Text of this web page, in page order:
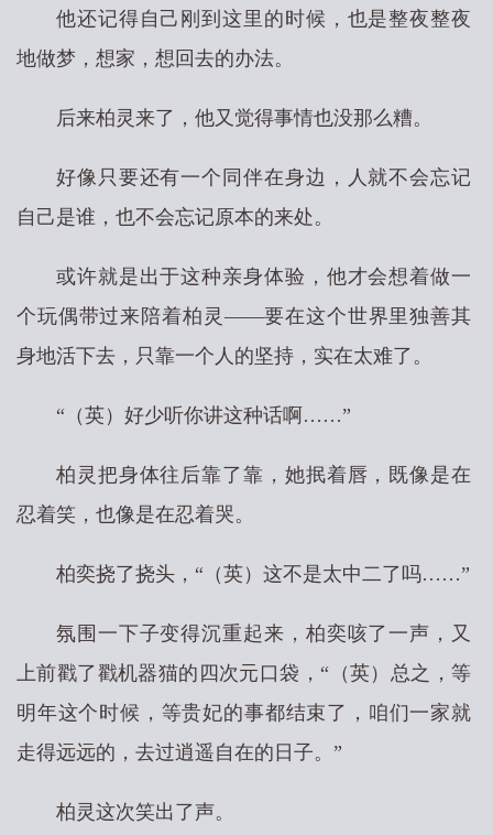
他还记得自己刚到这里的时候，也是整夜整夜
地做梦，想家，想回去的办法。
后来柏灵来了，他又觉得事情也没那么糟。
好像只要还有一个同伴在身边，人就不会忘记
自己是谁，也不会忘记原本的来处。
或许就是出于这种亲身体验，他才会想着做一
个玩偶带过来陪着柏灵——要在这个世界里独善其
身地活下去，只靠一个人的坚持，实在太难了。
“（英）好少听你讲这种话啊……”
柏灵把身体往后靠了靠，她抿着唇，既像是在
忍着笑，也像是在忍着哭。
柏奕挠了挠头，“（英）这不是太中二了吗……”
氛围一下子变得沉重起来，柏奕咳了一声，又
上前戳了戳机器猫的四次元口袋，“（英）总之，等
明年这个时候，等贵妃的事都结束了，咱们一家就
走得远远的，去过逍遥自在的日子。”
柏灵这次笑出了声。